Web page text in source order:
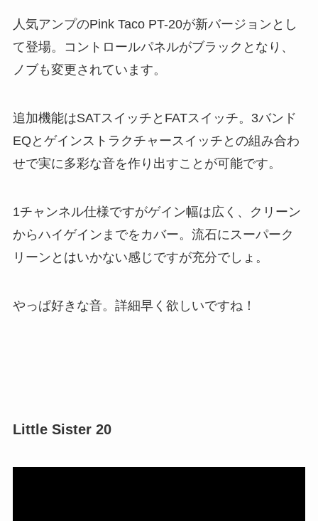
人気アンプのPink Taco PT-20が新バージョンとし
て登場。コントロールパネルがブラックとなり、
ノブも変更されています。
追加機能はSATスイッチとFATスイッチ。3バンド
EQとゲインストラクチャースイッチとの組み合わ
せで実に多彩な音を作り出すことが可能です。
1チャンネル仕様ですがゲイン幅は広く、クリーン
からハイゲインまでをカバー。流石にスーパーク
リーンとはいかない感じですが充分でしょ。
やっぱ好きな音。詳細早く欲しいですね！
Little Sister 20